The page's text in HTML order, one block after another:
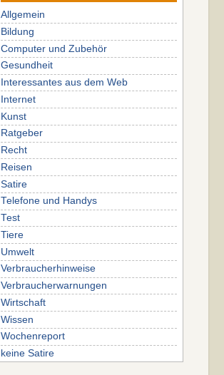
Allgemein
Bildung
Computer und Zubehör
Gesundheit
Interessantes aus dem Web
Internet
Kunst
Ratgeber
Recht
Reisen
Satire
Telefone und Handys
Test
Tiere
Umwelt
Verbraucherhinweise
Verbraucherwarnungen
Wirtschaft
Wissen
Wochenreport
keine Satire